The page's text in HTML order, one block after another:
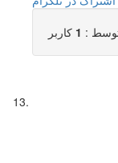
:
1 کاربر